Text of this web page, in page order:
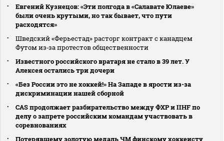
Евгений Кузнецов: «Эти полгода в «Салавате Юлаеве»
были очень крутыми, но так бывает, что пути
расходятся»
Шведский «Ферьестад» расторг контракт с канадцем
Футом из‑за протестов общественности
Известного российского вратаря не стало в 39 лет. У
Алексея остались три дочери
«Без России это не хоккей!» На Западе в ярости из-за
дискриминации нашей сборной
CAS продолжает разбирательство между ФХР и IIHF по
делу о запрете российским командам участвовать в
соревнованиях
Потерявшему золотую медаль ЧМ финскому хоккеисту